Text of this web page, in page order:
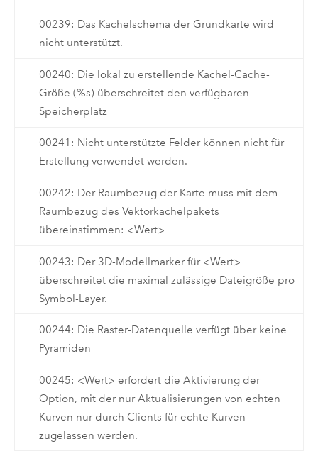
00239: Das Kachelschema der Grundkarte wird
nicht unterstützt.
00240: Die lokal zu erstellende Kachel-Cache-
Größe (%s) überschreitet den verfügbaren
Speicherplatz
00241: Nicht unterstützte Felder können nicht für
Erstellung verwendet werden.
00242: Der Raumbezug der Karte muss mit dem
Raumbezug des Vektorkachelpakets
übereinstimmen: <Wert>
00243: Der 3D-Modellmarker für <Wert>
überschreitet die maximal zulässige Dateigröße pro
Symbol-Layer.
00244: Die Raster-Datenquelle verfügt über keine
Pyramiden
00245: <Wert> erfordert die Aktivierung der
Option, mit der nur Aktualisierungen von echten
Kurven nur durch Clients für echte Kurven
zugelassen werden.